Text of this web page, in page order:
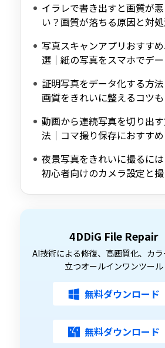
イラレで書き出すと画質が悪
い？画質が落ちる原因と対
写真スキャンアプリおすす
選｜紙の写真をスマホでデ
証明写真をデータ化する方法
画質をきれいに整えるコツ
動画から連続写真を切り出
法｜コマ撮り保存におすす
夜景写真をきれいに撮るには
初心者向けのカメラ設定と
4DDiG File Repair
AI技術による修復、高画質化、カ
立つオールインワンツール
無料ダウンロード
無料ダウンロード